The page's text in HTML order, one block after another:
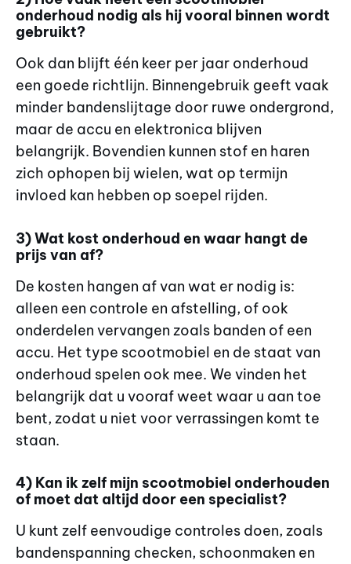
onderhoud nodig als hij vooral binnen wordt
gebruikt?
Ook dan blijft één keer per jaar onderhoud
een goede richtlijn. Binnengebruik geeft vaak
minder bandenslijtage door ruwe ondergrond,
maar de accu en elektronica blijven
belangrijk. Bovendien kunnen stof en haren
zich ophopen bij wielen, wat op termijn
invloed kan hebben op soepel rijden.
3) Wat kost onderhoud en waar hangt de
prijs van af?
De kosten hangen af van wat er nodig is:
alleen een controle en afstelling, of ook
onderdelen vervangen zoals banden of een
accu. Het type scootmobiel en de staat van
onderhoud spelen ook mee. We vinden het
belangrijk dat u vooraf weet waar u aan toe
bent, zodat u niet voor verrassingen komt te
staan.
4) Kan ik zelf mijn scootmobiel onderhouden
of moet dat altijd door een specialist?
U kunt zelf eenvoudige controles doen, zoals
bandenspanning checken, schoonmaken en